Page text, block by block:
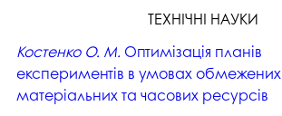
ТЕХНІЧНІ НАУКИ
Костенко О. М. Оптимізація планів
експериментів в умовах обмежених
матеріальних та часових ресурсів